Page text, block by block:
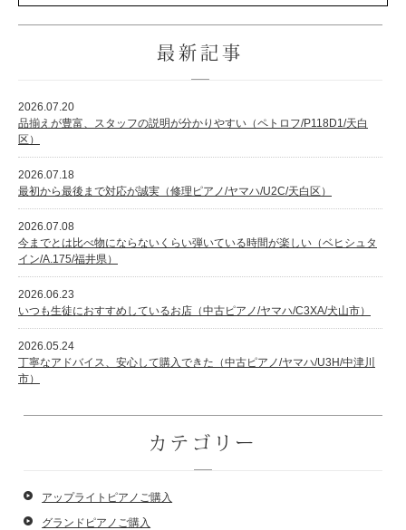
最新記事
2026.07.20
品揃えが豊富、スタッフの説明が分かりやすい（ペトロフ/P118D1/天白
区）
2026.07.18
最初から最後まで対応が誠実（修理ピアノ/ヤマハ/U2C/天白区）
2026.07.08
今までとは比べ物にならないくらい弾いている時間が楽しい（ベヒシュタ
イン/A.175/福井県）
2026.06.23
いつも生徒におすすめしているお店（中古ピアノ/ヤマハ/C3XA/犬山市）
2026.05.24
丁寧なアドバイス、安心して購入できた（中古ピアノ/ヤマハ/U3H/中津川
市）
カテゴリー
アップライトピアノご購入
グランドピアノご購入